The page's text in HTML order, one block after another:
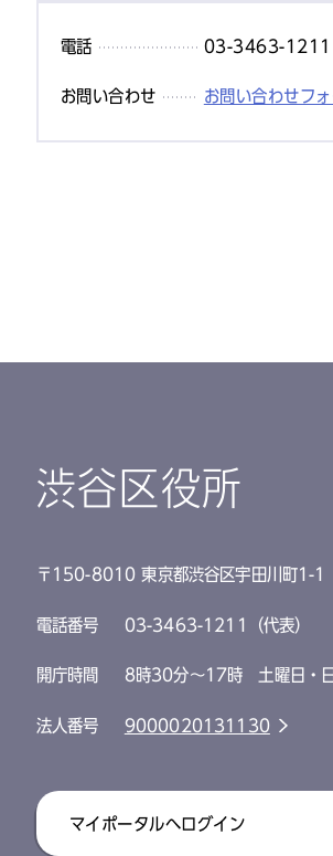
電話 03-3463-1211
お問い合わせ お問い合わせフ
渋谷区役所
〒150-8010 東京都渋谷区宇田川町1-1
電話番号 03-3463-1211（代表）
開庁時間 8時30分～17時 土曜日・日
法人番号 9000020131130
マイポータルへログイン